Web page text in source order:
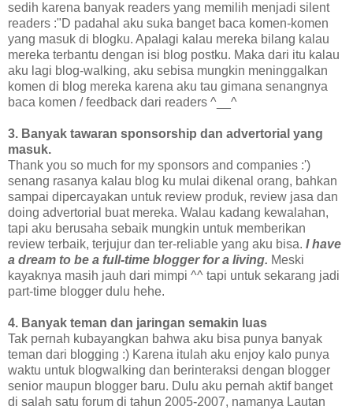
sedih karena banyak readers yang memilih menjadi silent
readers :"D padahal aku suka banget baca komen-komen
yang masuk di blogku. Apalagi kalau mereka bilang kalau
mereka terbantu dengan isi blog postku. Maka dari itu kalau
aku lagi blog-walking, aku sebisa mungkin meninggalkan
komen di blog mereka karena aku tau gimana senangnya
baca komen / feedback dari readers ^__^
3. Banyak tawaran sponsorship dan advertorial yang
masuk.
Thank you so much for my sponsors and companies :')
senang rasanya kalau blog ku mulai dikenal orang, bahkan
sampai dipercayakan untuk review produk, review jasa dan
doing advertorial buat mereka. Walau kadang kewalahan,
tapi aku berusaha sebaik mungkin untuk memberikan
review terbaik, terjujur dan ter-reliable yang aku bisa. I have
a dream to be a full-time blogger for a living. Meski
kayaknya masih jauh dari mimpi ^^ tapi untuk sekarang jadi
part-time blogger dulu hehe.
4. Banyak teman dan jaringan semakin luas
Tak pernah kubayangkan bahwa aku bisa punya banyak
teman dari blogging :) Karena itulah aku enjoy kalo punya
waktu untuk blogwalking dan berinteraksi dengan blogger
senior maupun blogger baru. Dulu aku pernah aktif banget
di salah satu forum di tahun 2005-2007, namanya Lautan